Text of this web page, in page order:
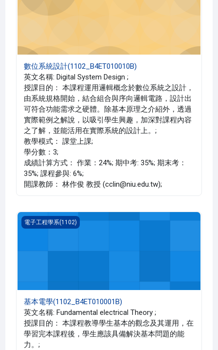
數位系統設計(1102_B4ET010010B)
英文名稱: Digital System Design ;
授課目的： 本課程運用邏輯概念於數位系統之設計，
由系統規格開始，結合組合與序向邏輯電路，設計出
可符合功能需求之硬體。除基本原理之介紹外，透過
實際範例之解說，以吸引學生興趣，加深對課程內容
之了解，並能活用在實際系統的設計上。;
教學模式： 課堂上課;
學分數：3;
成績計算方式： 作業：24%; 期中考: 35%; 期末考：
35%; 課程參與: 6%;
開課教師： 林作俊 教授 (cclin@niu.edu.tw);
基本電學(1102_B4ET010001B)
電子工程學系(1102)
基本電學(1102_B4ET010001B)
英文名稱: Fundamental electrical Theory ;
授課目的： 本課程教導學生基本的觀念及其運用，在
學習完本課程後，學生應該具備解決基本問題的能
力。;